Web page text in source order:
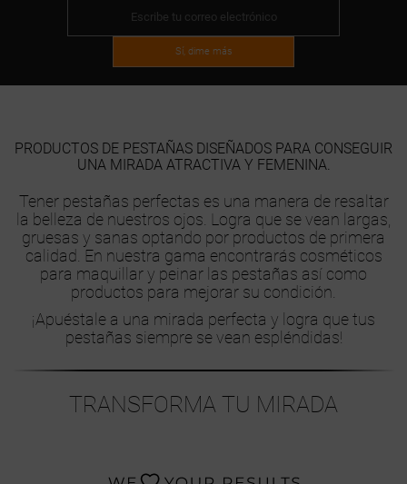
Sí, dime más
PRODUCTOS DE PESTAÑAS DISEÑADOS PARA CONSEGUIR
UNA MIRADA ATRACTIVA Y FEMENINA.
Tener pestañas perfectas es una manera de resaltar
la belleza de nuestros ojos. Logra que se vean largas,
gruesas y sanas optando por productos de primera
calidad. En nuestra gama encontrarás cosméticos
para maquillar y peinar las pestañas así como
productos para mejorar su condición.
¡Apuéstale a una mirada perfecta y logra que tus
pestañas siempre se vean espléndidas!
TRANSFORMA TU MIRADA